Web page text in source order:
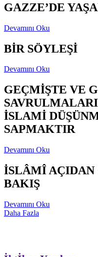
GAZZE’DE
Devamını Oku
BİR SÖYLEŞİ
Devamını Oku
GEÇMİŞTE VE
İSLAMİ
SAPMAKTIR
Devamını Oku
İSLÂMÎ
BAKIŞ
Devamını Oku
Daha Fazla